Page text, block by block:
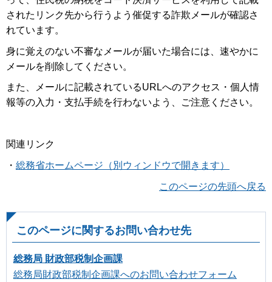
されたリンク先から行うよう催促する詐欺メールが確認さ
れています。
身に覚えのない不審なメールが届いた場合には、速やかに
メールを削除してください。
また、メールに記載されているURLへのアクセス・個人情
報等の入力・支払手続を行わないよう、ご注意ください。
関連リンク
・ 総務省ホームページ（別ウィンドウで開きます）
このページの先頭へ戻る
このページに関するお問い合わせ先
総務局 財政部税制企画課
総務局財政部税制企画課へのお問い合わせフォーム